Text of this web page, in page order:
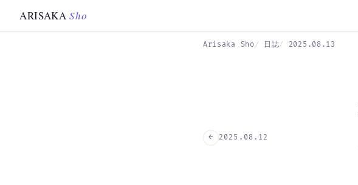
ARISAKASho
Arisaka Sho 日誌 2025.08.13
← 2025.08.12